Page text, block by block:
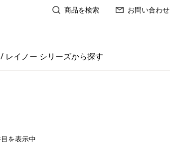
商品を検索 お問い合わせ
レイノー シリーズから探す
を表示中